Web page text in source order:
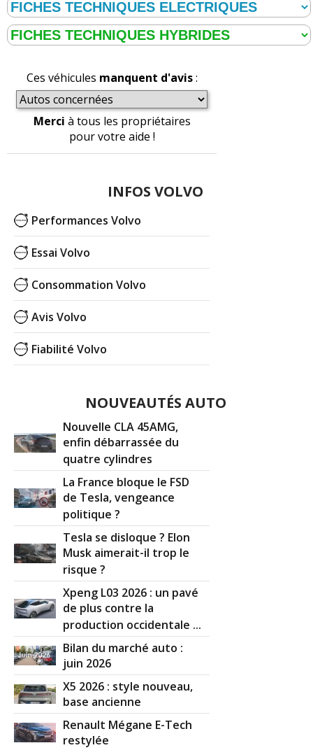
Ces véhicules manquent d'avis:
Merci à tous les propriétaires
pour votre aide !
INFOS VOLVO
Performances Volvo
Essai Volvo
Consommation Volvo
Avis Volvo
Fiabilité Volvo
NOUVEAUTÉS AUTO
Nouvelle CLA 45AMG,
enfin débarrassée du
quatre cylindres
La France bloque le FSD
de Tesla, vengeance
politique ?
Tesla se disloque ? Elon
Musk aimerait-il trop le
risque ?
Xpeng L03 2026 : un pavé
de plus contre la
production occidentale ...
Bilan du marché auto :
juin 2026
X5 2026 : style nouveau,
base ancienne
Renault Mégane E-Tech
restylée